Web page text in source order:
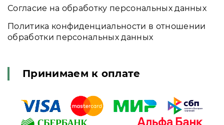
Согласие на обработку персональных данных
Политика конфиденциальности в отношении
обработки персональных данных
Принимаем к оплате